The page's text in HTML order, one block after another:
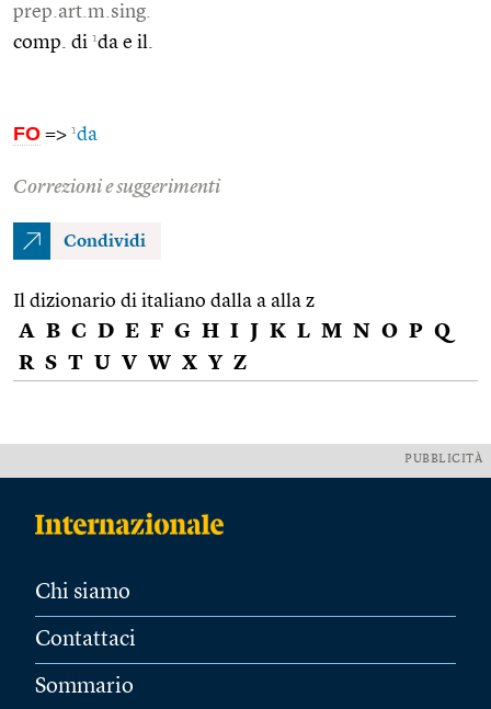
prep.art.m.sing.
comp. di 1da e il.
FO => 1da
Correzioni e suggerimenti
Condividi
Il dizionario di italiano dalla a alla z
A B C D E F G H I J K L M N O P Q
R S T U V W X Y Z
PUBBLICITÀ
Chi siamo
Contattaci
Sommario